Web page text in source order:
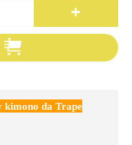
+
kimono da Trape